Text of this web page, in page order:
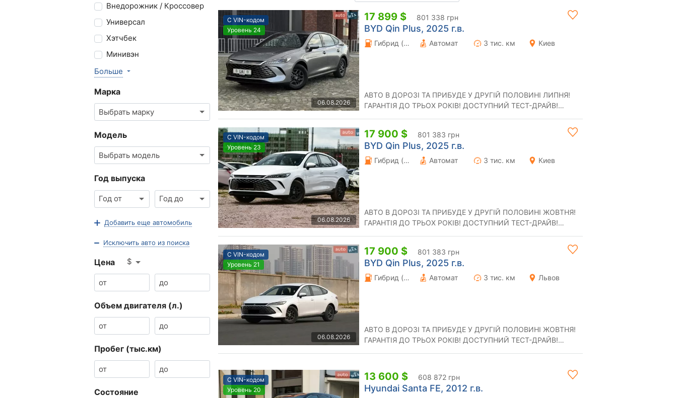
Внедорожник / Кроссовер
Универсал
Хэтчбек
Минивэн
Больше
Марка
Выбрать марку
Модель
Выбрать модель
Год выпуска
Год от Год до
Добавить еще автомобиль
Исключить авто из поиска
Цена $
Объем двигателя (л.)
Пробег (тыс.км)
Состояние
С VIN-кодом
Уровень 24
06.08.2026
17 899 $ 801 338 грн
BYD Qin Plus, 2025 г.в.
Гибрид (HEV) 1.5 л. Автомат 3 тис. км Киев
АВТО В ДОРОЗІ ТА ПРИБУДЕ У ДРУГІЙ ПОЛОВИНІ ЛИПНЯ!
ГАРАНТІЯ ДО ТРЬОХ РОКІВ! ДОСТУПНИЙ ТЕСТ-ДРАЙВ!
С VIN-кодом
Уровень 23
06.08.2026
17 900 $ 801 383 грн
BYD Qin Plus, 2025 г.в.
Гибрид (PHEV) 1.5 л. Автомат 3 тис. км Киев
АВТО В ДОРОЗІ ТА ПРИБУДЕ У ДРУГІЙ ПОЛОВИНІ ЖОВТНЯ!
ГАРАНТІЯ ДО ТРЬОХ РОКІВ! ДОСТУПНИЙ ТЕСТ-ДРАЙВ!
С VIN-кодом
Уровень 21
06.08.2026
17 900 $ 801 383 грн
BYD Qin Plus, 2025 г.в.
Гибрид (HEV) 1.5 л. Автомат 3 тис. км Львов
АВТО В ДОРОЗІ ТА ПРИБУДЕ У ДРУГІЙ ПОЛОВИНІ ЖОВТНЯ!
ГАРАНТІЯ ДО ТРЬОХ РОКІВ! ДОСТУПНИЙ ТЕСТ-ДРАЙВ!
С VIN-кодом
Уровень 20
13 600 $ 608 872 грн
Hyundai Santa FE, 2012 г.в.